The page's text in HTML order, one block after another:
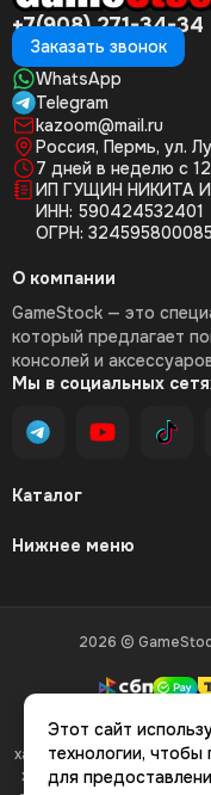
+7(908) 271-34-34
Заказать звонок
WhatsApp
Telegram
kazoom@mail.ru
Россия, Пермь, ул.
7 дней в неделю с
ИП ГУЩИН НИКИТА
ИНН: 590424532401
ОГРН:
Каталог
Нижнее меню
О компании
GameStock — это
который предлагает
консолей и
Мы в социальных
2026 ©
Вся
характеристик,
характер и ни при каких
Этот сайт
технологии,
для